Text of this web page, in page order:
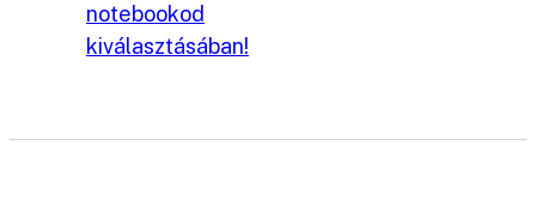
notebookod
kiválasztásában!